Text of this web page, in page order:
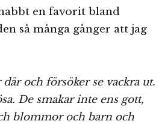
en favorit bland
så många gånger att jag
och försöker se vackra ut.
De smakar inte ens gott,
blommor och barn och